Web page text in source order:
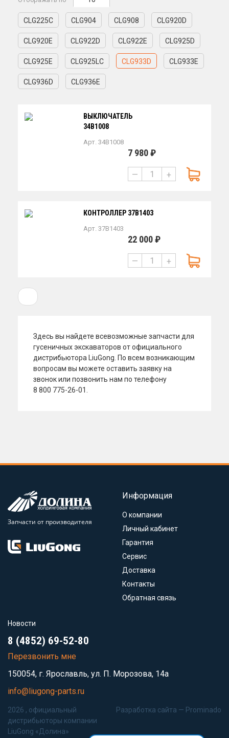
CLG225C CLG904 CLG908 CLG920D
CLG920E CLG922D CLG922E CLG925D
CLG925E CLG925LC CLG933D CLG933E
CLG936D CLG936E
ВЫКЛЮЧАТЕЛЬ
34B1008
Арт. 34B1008
7 980 ₽
— +
КОНТРОЛЛЕР 37B1403
Арт. 37B1403
22 000 ₽
— +
Здесь вы найдете всевозможные запчасти для
гусеничных экскаваторов отофициального
дистрибьютора LiuGong. По всем возникающим
вопросам вы можете оставить заявку на
звонок или позвонить нам по телефону
8 800 775-26-01.
Запчасти от производителя
Информация
О компании
Личный кабинет
Гарантия
Сервис
Доставка
Контакты
Обратная связь
Новости
8 (4852) 69-52-80
Перезвонить мне
150054, г. Ярославль, ул. П. Морозова, 14а
info@liugong-parts.ru
2026 , официальный
дистрибьюторы компании
LiuGong «Долина»
Разработка сайта — Prominado